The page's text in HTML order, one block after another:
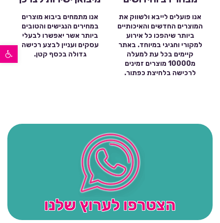
פתח סרגל נגישות
אנו פועלים לייבא ולשווק את
המוצרים החדשים והאיכותיים
ביותר שיהפכו כל אירוע
למקורי וחגיגי במיוחד. באתר
קיימים בכל עת למעלה
מ10000 מוצרים זמינים
לרכישה בלחיצת כפתור.
אנו מתמחים ביבוא מוצרים
במחירים הנגישים והטובים
ביותר אשר יאפשרו לבעלי
עסקים ועניין לבצע רכישה
גדולה בכסף קטן.
הצטרפו לערוץ שלנו